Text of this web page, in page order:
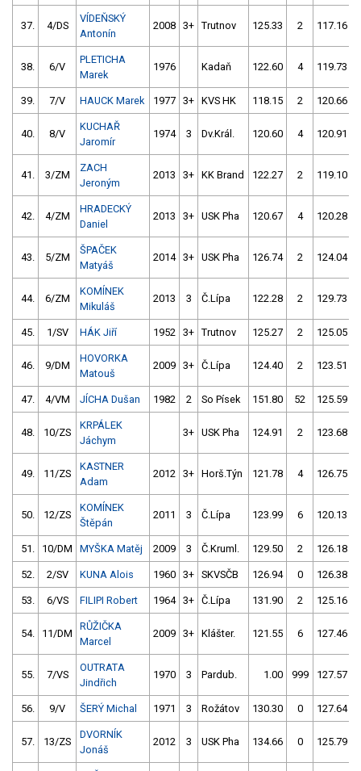
37. 4/DS
VÍDEŇSKÝ
Antonín
2008 3+ Trutnov 125.33 2 117.16
38. 6/V
PLETICHA
Marek
1976 Kadaň 122.60 4 119.73
39. 7/V HAUCK Marek 1977 3+ KVS HK 118.15 2 120.66
40. 8/V
KUCHAŘ
Jaromír
1974 3 Dv.Král. 120.60 4 120.91
41. 3/ZM
ZACH
Jeroným
2013 3+ KK Brand 122.27 2 119.10
42. 4/ZM
HRADECKÝ
Daniel
2013 3+ USK Pha 120.67 4 120.28
43. 5/ZM
ŠPAČEK
Matyáš
2014 3+ USK Pha 126.74 2 124.04
44. 6/ZM
KOMÍNEK
Mikuláš
2013 3 Č.Lípa 122.28 2 129.73
45. 1/SV HÁK Jiří 1952 3+ Trutnov 125.27 2 125.05
46. 9/DM
HOVORKA
Matouš
2009 3+ Č.Lípa 124.40 2 123.51
47. 4/VM JÍCHA Dušan 1982 2 So Písek 151.80 52 125.59
48. 10/ZS
KRPÁLEK
Jáchym
3+ USK Pha 124.91 2 123.68
49. 11/ZS
KASTNER
Adam
2012 3+ Horš.Týn 121.78 4 126.75
50. 12/ZS
KOMÍNEK
Štěpán
2011 3 Č.Lípa 123.99 6 120.13
51. 10/DM MYŠKA Matěj 2009 3 Č.Kruml. 129.50 2 126.18
52. 2/SV KUNA Alois 1960 3+ SKVSČB 126.94 0 126.38
53. 6/VS FILIPI Robert 1964 3+ Č.Lípa 131.90 2 125.16
54. 11/DM
RŮŽIČKA
Marcel
2009 3+ Klášter. 121.55 6 127.46
55. 7/VS
OUTRATA
Jindřich
1970 3 Pardub. 1.00 999 127.57
56. 9/V ŠERÝ Michal 1971 3 Rožátov 130.30 0 127.64
57. 13/ZS
DVORNÍK
Jonáš
2012 3 USK Pha 134.66 0 125.79